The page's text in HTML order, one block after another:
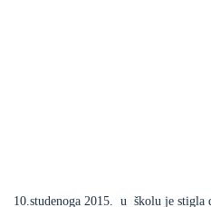
10.studenoga 2015. u školu je stigla